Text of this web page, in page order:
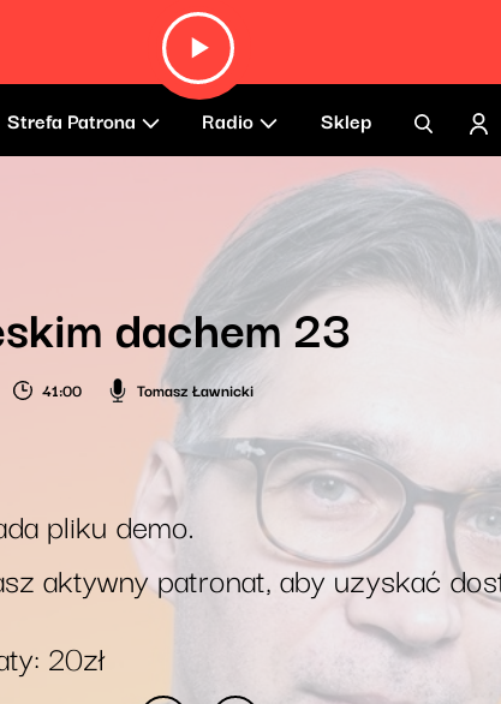
Strefa Patrona Radio Sklep
dachem 23
41:00 Tomasz Ławnicki
pliku demo.
aktywny patronat, aby uzyskać
20zł